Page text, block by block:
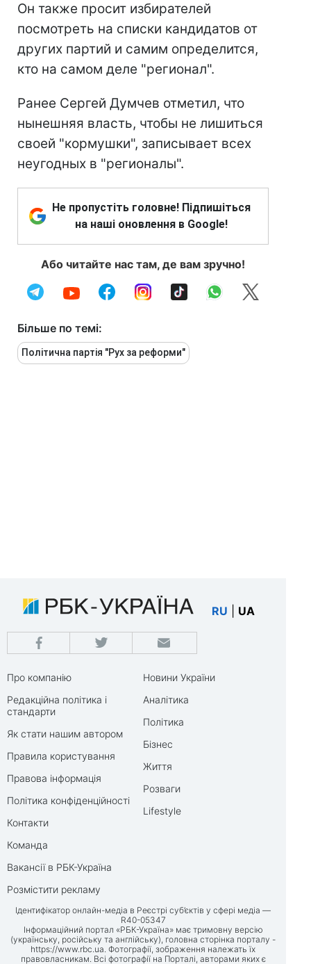
Он также просит избирателей
посмотреть на списки кандидатов от
других партий и самим определится,
кто на самом деле "регионал".
Ранее Сергей Думчев отметил, что
нынешняя власть, чтобы не лишиться
своей "кормушки", записывает всех
неугодных в "регионалы".
Не пропустіть головне! Підпишіться
на наші оновлення в Google!
Або читайте нас там, де вам зручно!
Більше по темі:
Політична партія "Рух за реформи"
RU UA
Про компанію
Редакційна політика і
стандарти
Як стати нашим автором
Правила користування
Правова інформація
Політика конфіденційності
Контакти
Команда
Вакансії в РБК-Україна
Розмістити рекламу
Новини України
Аналітика
Політика
Бізнес
Життя
Розваги
Lifestyle
Ідентифікатор онлайн-медіа в Реєстрі суб’єктів у сфері медіа —
R40-05347
Інформаційний портал «РБК-Україна» має тримовну версію
(українську, російську та англійську), головна сторінка порталу -
https://www.rbc.ua. Фотографії, зображення належать їх
правовласникам. Всі фотографії на Порталі, авторами яких є